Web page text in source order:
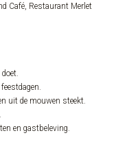
Café, Restaurant Merlet
uit de mouwen steekt.
en gastbeleving.